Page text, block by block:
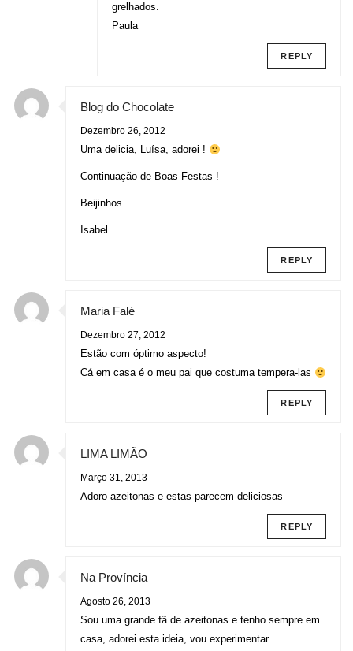
grelhados.
Paula
REPLY
Blog do Chocolate
Dezembro 26, 2012
Uma delicia, Luísa, adorei !
Continuação de Boas Festas !
Beijinhos
Isabel
REPLY
Maria Falé
Dezembro 27, 2012
Estão com óptimo aspecto!
Cá em casa é o meu pai que costuma tempera-las
REPLY
LIMA LIMÃO
Março 31, 2013
Adoro azeitonas e estas parecem deliciosas
REPLY
Na Província
Agosto 26, 2013
Sou uma grande fã de azeitonas e tenho sempre em
casa, adorei esta ideia, vou experimentar.